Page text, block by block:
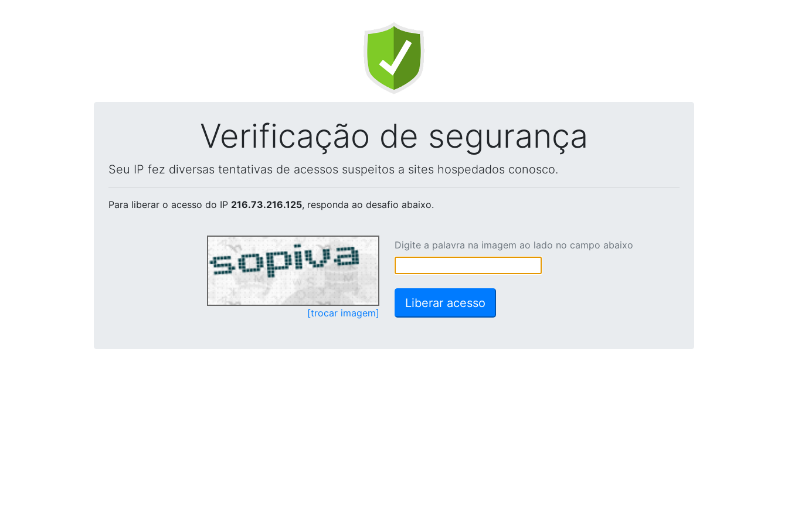
Verificação de segurança
Seu IP fez diversas tentativas de acessos suspeitos a sites hospedados conosco.
Para liberar o acesso do IP 216.73.216.125, responda ao desafio abaixo.
[trocar imagem]
Digite a palavra na imagem ao lado no campo abaixo